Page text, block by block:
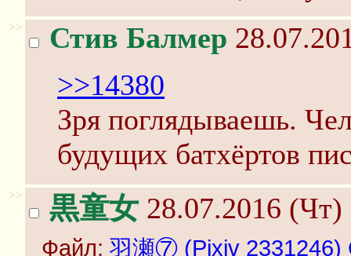
>> Стив Балмер
>>14380
Зря поглядываешь.
будущих батхёртов
>> 黒童女 28.07.2016 (Чт)
Файл: 羽瀬⑦ (Pixiv 2331246)